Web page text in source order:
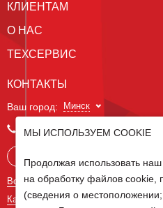
КЛИЕНТАМ
О НАС
ТЕХСЕРВИС
КОНТАКТЫ
Ваш город: Минск
+375 29 238 97 34
Все контакты
Карта сайта
МЫ ИСПОЛЬЗУЕМ COOKIE
Продолжая использовать
на обработку файлов cookie,
(сведения о